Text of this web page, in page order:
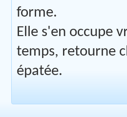
forme.
Elle s'en occupe
temps, retourne
épatée.